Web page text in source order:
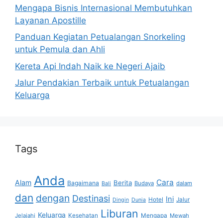
Mengapa Bisnis Internasional Membutuhkan
Layanan Apostille
Panduan Kegiatan Petualangan Snorkeling
untuk Pemula dan Ahli
Kereta Api Indah Naik ke Negeri Ajaib
Jalur Pendakian Terbaik untuk Petualangan
Keluarga
Tags
Alam Anda Bagaimana Bali Berita Budaya Cara dalam
dan dengan Destinasi Dingin Dunia Hotel Ini Jalur
Jelajahi Keluarga Kesehatan Liburan Mengapa Mewah